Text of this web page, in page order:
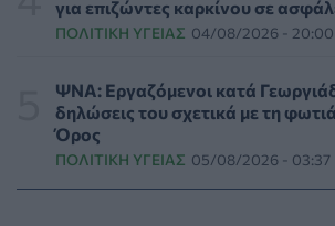
Διαβητική
κίνδυνος για την όραση των ασθενών
Γιατί οι γιατροί διστάζουν να
θεραπεία για την εμμηνόπαυση
ΥΓΕΊΑ 06/08/2026 - 17:01
για επιζώντες καρκίνου σε
ΠΟΛΙΤΙΚΉ ΥΓΕΊΑΣ 04/08/2026 - 20:00
ΨΝΑ: Εργαζόμενοι κατά
δηλώσεις του σχετικά με τη
Όρος
ΠΟΛΙΤΙΚΉ ΥΓΕΊΑΣ 05/08/2026 - 03:37